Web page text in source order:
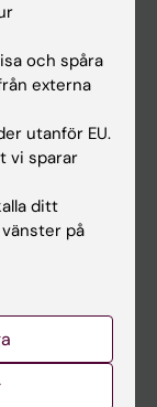
och spåra
externa
utanför EU.
vi sparar
ditt
på